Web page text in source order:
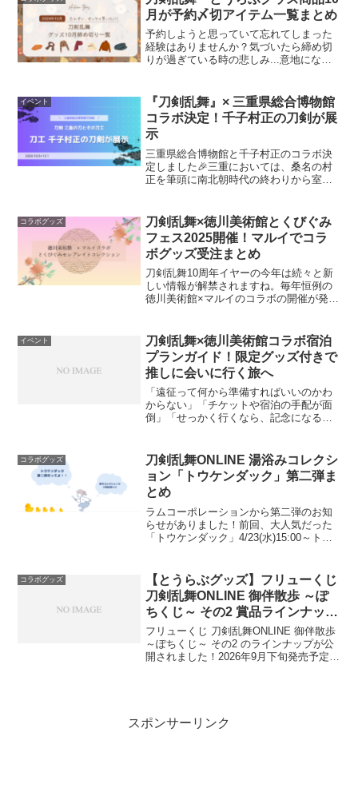
月が予約〆切アイテム一覧まとめ
予約しようと思っていて忘れてしまった
経験はありませんか？気づいたら締め切
りが過ぎている時の悲しみ...意地になっ
ないので記載漏れもあるかもしれません
が、何かの参...
イベント
『刀剣乱舞』× 三重県総合博物館
コラボ決定！千子村正の刀剣が展
示
三重県総合博物館と千子村正のコラボ決
定しました🎉三重においては、桑名の村
正を筆頭に南北朝時代の終わりから室町
で今回の企画展では、三重県ゆかりの刀
剣に焦点をあて、その作品...
コラボグッズ
刀剣乱舞×徳川美術館とくびぐみ
フェス2025開催！マルイでコラ
ボグッズ受注まとめ
刀剣乱舞10周年イヤーの今年は続々と新
しい情報が解禁されますね。毎年恒例の
徳川美術館×マルイのコラボの開催が発表
くびぐみセレブレイトコレク...
イベント
刀剣乱舞×徳川美術館コラボ宿泊
プランガイド！限定グッズ付きで
推しに会いに行く旅へ
「遠征って何から準備すればいいのかわ
からない」「チケットや宿泊の手配が面
倒」「せっかく行くなら、記念になるよ
では、2025年夏に開催される徳川美術館
の展覧会「時をかける...
コラボグッズ
刀剣乱舞ONLINE 湯浴みコレクシ
ョン「トウケンダック」第二弾ま
とめ
ラムコーポレーションから第二弾のお知
らせがありました！前回、大人気だった
「トウケンダック」4/23(水)15:00～トウ
セット】の購入で、「トウケンダックス
テッカー」...
コラボグッズ
【とうらぶグッズ】フリューくじ
刀剣乱舞ONLINE 御伴散歩 ～ぽ
ちくじ～ その2 賞品ラインナップ
まとめ
フリューくじ 刀剣乱舞ONLINE 御伴散歩
～ぽちくじ～ その2 のラインナップが公
開されました！2026年9月下旬発売予定で
スポンサーリンク